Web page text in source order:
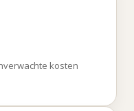
kosten